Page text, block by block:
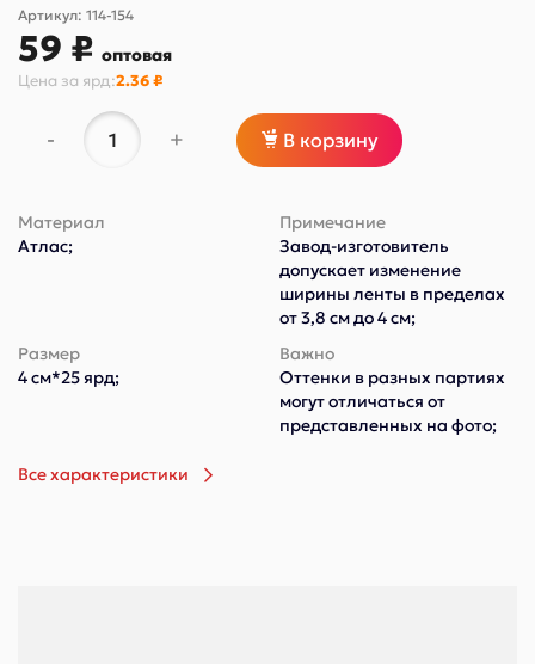
Артикул: 114-154
59 ₽ оптовая
Цена за ярд:2.36 ₽
- + В корзину
Материал
Атлас;
Примечание
Завод-изготовитель
допускает изменение
ширины ленты в пределах
от 3,8 см до 4 см;
Размер
4 см*25 ярд;
Важно
Оттенки в разных партиях
могут отличаться от
представленных на фото;
Все характеристики